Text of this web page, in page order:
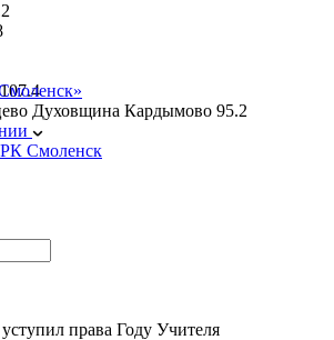
107.4
Духовщина Кардымово 95.2
Смоленск
права Году Учителя